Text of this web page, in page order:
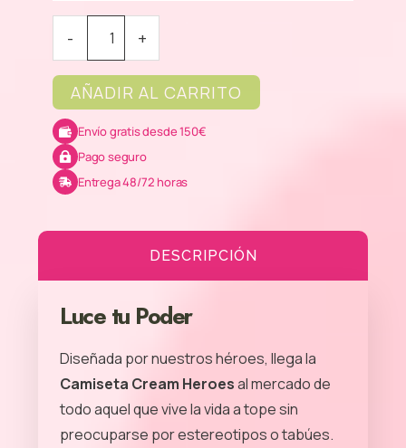
- +
AÑADIR AL CARRITO
Envío gratis desde 150€
Pago seguro
Entrega 48/72 horas
DESCRIPCIÓN
Luce tu Poder
Diseñada por nuestros héroes, llega la
Camiseta Cream Heroesal mercado de
todo aquel que vive la vida a tope sin
preocuparse por estereotipos o tabúes.